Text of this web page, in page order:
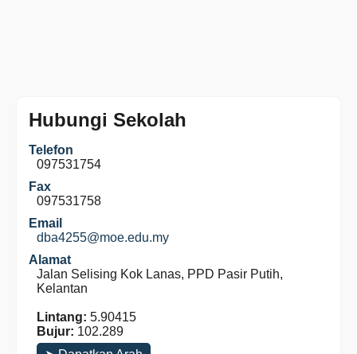
Hubungi Sekolah
Telefon
097531754
Fax
097531758
Email
dba4255@moe.edu.my
Alamat
Jalan Selising Kok Lanas, PPD Pasir Putih,
Kelantan
Lintang: 5.90415
Bujur: 102.289